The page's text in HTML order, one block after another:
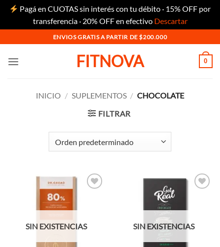
Pagá en CUOTAS sin interés con tu débito · 15% OFF por
transferencia · 20% OFF en efectivo Descartar
al
contenido
ENVIOS GRATIS A PARTIR DE $200.000
FITNOVA 0
INICIO / SUPLEMENTOS / CHOCOLATE
FILTRAR
SIN EXISTENCIAS SIN EXISTENCIAS